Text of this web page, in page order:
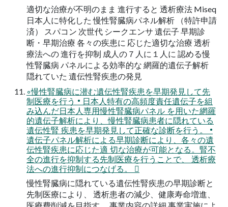
適切な治療が不明のまま 進行すると 透析療法 Miseq
日本人に特化した 慢性腎臓病パネル解析 （特許申請
済） スパコン 次世代 シークエンサ 遺伝子 早期診
断・早期治療 各々の疾患に 応じた適切な治療 透析
療法への 進行を抑制 成人の７人に１人に 認める慢
性腎臓病 パネルによる効率的な 網羅的遺伝子解析
隠れていた 遺伝性腎疾患の発見
◦慢性腎臓病に潜む遺伝性腎疾患を早期発見して先
制医療を行う • 日本人特有の高頻度責任遺伝子を組
み込んだ日本人専用慢性腎臓病パネル を用いた網羅
的遺伝子解析により、慢性腎臓病患者に隠れている
遺伝性腎 疾患を早期発見して正確な診断を行う。 •
遺伝子パネル解析による早期診断により、各々の遺
伝性腎疾患に応じた適 切な治療が可能となる。腎不
全の進行を抑制する先制医療を行うことで、 透析療
法への進行抑制につなげる。 
慢性腎臓病に隠れている遺伝性腎疾患の早期診断と
先制医療により、 透析患者の減少、健康寿命増進、